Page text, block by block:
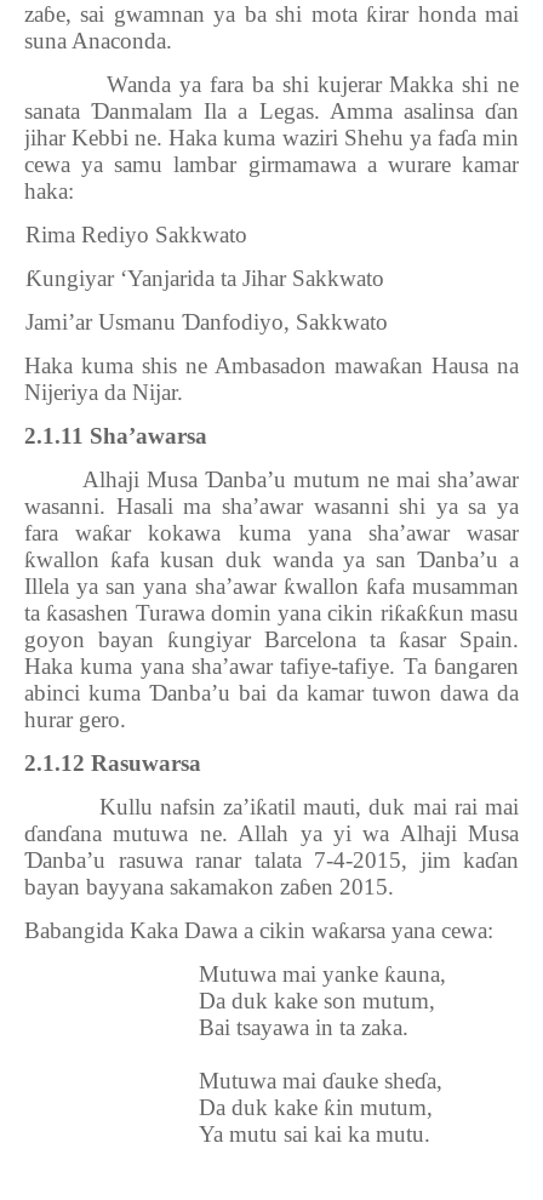
zaɓe, sai gwamnan ya ba shi mota ƙirar honda mai
suna Anaconda.
Wanda ya fara ba shi kujerar Makka shi ne
sanataƊanmalam Ila a Legas. Amma asalinsaɗan
jihar Kebbi ne. Haka kuma waziri Shehu ya faɗa min
cewa ya samu lambar girmamawa a wurare kamar
haka:
Rima Rediyo Sakkwato
Ƙungiyar ‘Yanjarida ta Jihar Sakkwato
Jami’ar Usmanu Ɗanfodiyo, Sakkwato
Haka kuma shis ne Ambasadon mawaƙan Hausa na
Nijeriya da Nijar.
2.1.11 Sha’awarsa
Alhaji Musa Ɗanba’u mutum ne mai sha’awar
wasanni. Hasali ma sha’awar wasanni shi ya sa ya
fara waƙar kokawa kuma yana sha’awar wasar
ƙwallon ƙafa kusan duk wanda ya sanƊanba’u a
Illela ya san yana sha’awar ƙwallon ƙafa musamman
ta ƙasashen Turawa domin yana cikin riƙaƙƙun masu
goyon bayan ƙungiyar Barcelona ta ƙasar Spain.
Haka kuma yana sha’awar tafiye-tafiye. Ta ɓangaren
abinci kumaƊanba’u bai da kamar tuwon dawa da
hurar gero.
2.1.12 Rasuwarsa
Kullu nafsin za’iƙatil mauti, duk mai rai mai
ɗanɗana mutuwa ne. Allah ya yi wa Alhaji Musa
Ɗanba’u rasuwa ranar talata 7-4-2015, jim kaɗan
bayan bayyana sakamakon zaɓen 2015.
Babangida Kaka Dawa a cikin waƙarsa yana cewa:
Mutuwa mai yanke ƙauna,
Da duk kake son mutum,
Bai tsayawa in ta zaka.
Mutuwa mai ɗauke sheɗa,
Da duk kake ƙin mutum,
Ya mutu sai kai ka mutu.